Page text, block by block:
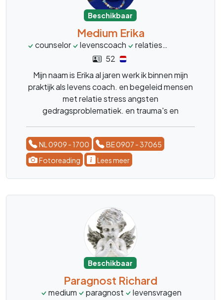
Beschikbaar
Medium Erika
counselor levenscoach relaties
52
Mijn naam is Erika al jaren werk ik binnen mijn
praktijk als levens coach. en begeleid mensen
met relatie stress angsten
gedragsproblematiek. en trauma's en
en edelstenen. Heb je vragen over een
betekenis van een kristal of edelsteen bel me
dan.
NL 0909 - 1700
BE 0907 - 37065
Fotoreading
Lees meer
Beschikbaar
Paragnost Richard
medium paragnost
levensvragen